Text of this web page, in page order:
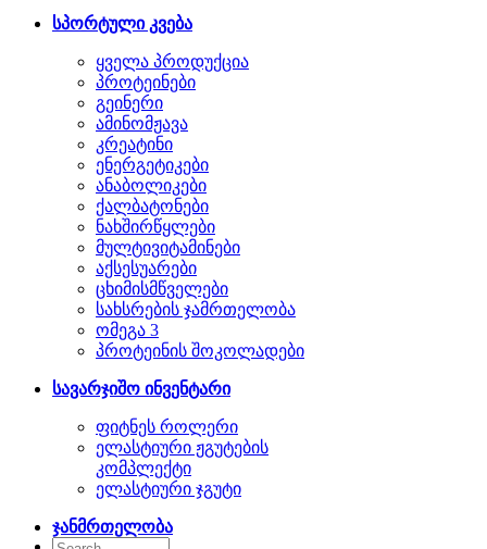
სპორტული კვება
ყველა პროდუქცია
პროტეინები
გეინერი
ამინომჟავა
კრეატინი
ენერგეტიკები
ანაბოლიკები
ქალბატონები
ნახშირწყლები
მულტივიტამინები
აქსესუარები
ცხიმისმწველები
სახსრების ჯამრთელობა
ომეგა 3
პროტეინის შოკოლადები
სავარჯიშო ინვენტარი
ფიტნეს როლერი
ელასტიური ჟგუტების
კომპლექტი
ელასტიური ჯგუტი
ჯანმრთელობა